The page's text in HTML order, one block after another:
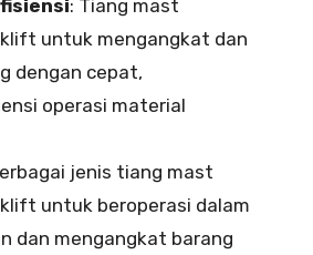
: Tiang mast
untuk mengangkat dan
dengan cepat,
operasi material
jenis tiang mast
untuk beroperasi dalam
dan mengangkat barang